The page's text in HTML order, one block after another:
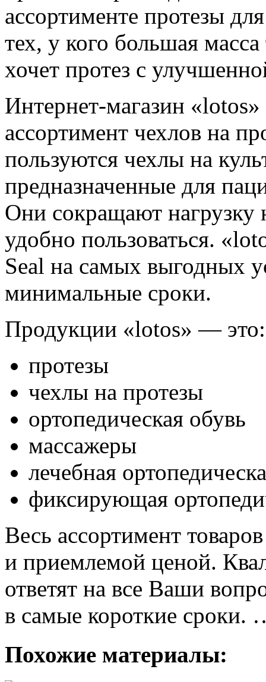
ассортименте протезы
тех, у кого большая
хочет протез с
Интернет-магазин
ассортимент чехлов на
пользуются чехлы на
предназначенные для
Они сокращают нагрузку
удобно пользоваться.
Seal на самых выгодных
минимальные сроки.
Продукции «lotos» — это:
протезы
чехлы на протезы
ортопедическая обувь
массажеры
лечебная
фиксирующая
Весь ассортимент
и приемлемой ценой.
ответят на все Ваши
в самые короткие
Похожие материалы: